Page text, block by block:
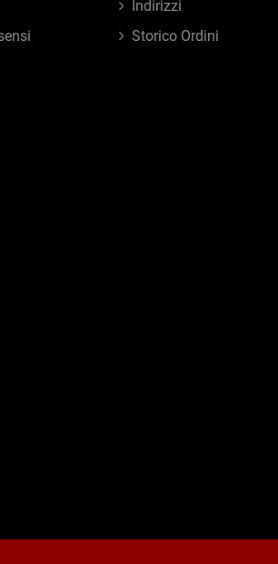
Indirizzi
Storico Ordini